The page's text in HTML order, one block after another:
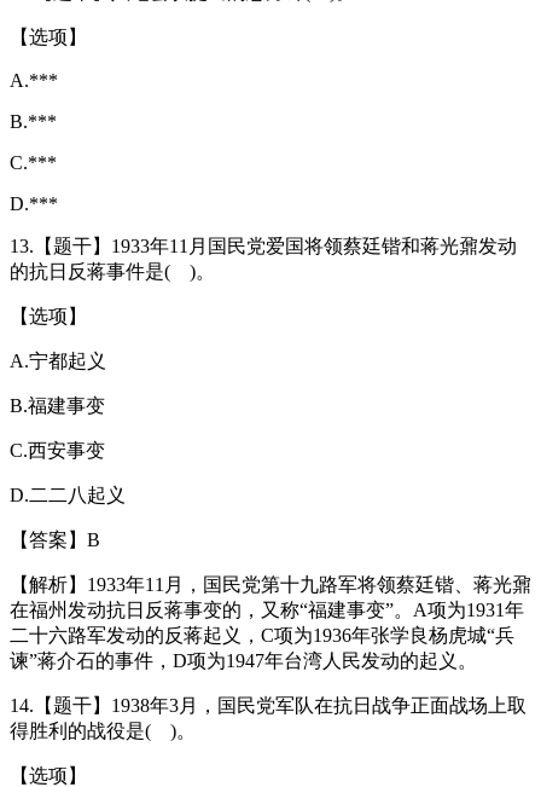
【选项】
A.***
B.***
C.***
D.***
13.【题干】1933年11月国民党爱国将领蔡廷锴和蒋光鼐发动
的抗日反蒋事件是( )。
【选项】
A.宁都起义
B.福建事变
C.西安事变
D.二二八起义
【答案】B
【解析】1933年11月，国民党第十九路军将领蔡廷锴、蒋光鼐
在福州发动抗日反蒋事变的，又称“福建事变”。A项为1931年
二十六路军发动的反蒋起义，C项为1936年张学良杨虎城“兵
谏”蒋介石的事件，D项为1947年台湾人民发动的起义。
14.【题干】1938年3月，国民党军队在抗日战争正面战场上取
得胜利的战役是( )。
【选项】